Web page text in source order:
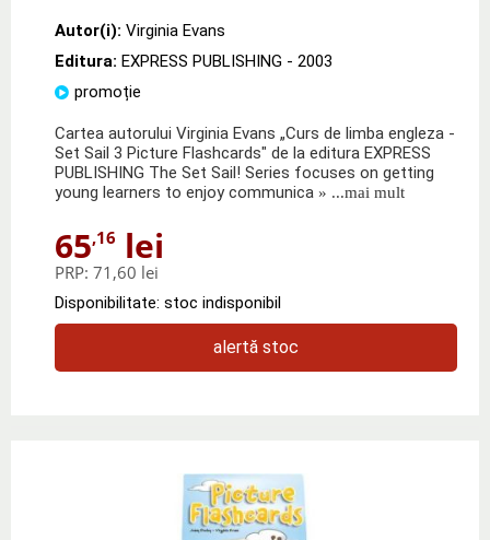
Autor(i): Virginia Evans
Editura: EXPRESS PUBLISHING - 2003
promoție
Cartea autorului Virginia Evans „Curs de limba engleza -
Set Sail 3 Picture Flashcards" de la editura EXPRESS
PUBLISHING The Set Sail! Series focuses on getting
young learners to enjoy communica » ...mai mult
65,16 lei
PRP: 71,60 lei
Disponibilitate: stoc indisponibil
alertă stoc